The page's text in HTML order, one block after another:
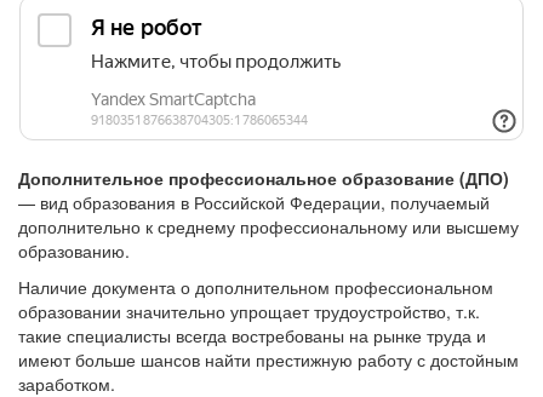
Дополнительное профессиональное образование (ДПО)
— вид образования в Российской Федерации, получаемый
дополнительно к среднему профессиональному или высшему
образованию.
Наличие документа о дополнительном профессиональном
образовании значительно упрощает трудоустройство, т.к.
такие специалисты всегда востребованы на рынке труда и
имеют больше шансов найти престижную работу с достойным
заработком.